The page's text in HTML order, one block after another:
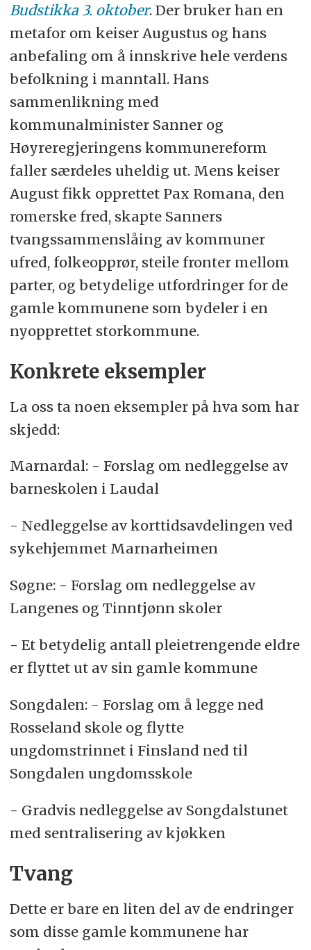
Budstikka 3. oktober. Der bruker han en
metafor om keiser Augustus og hans
anbefaling om å innskrive hele verdens
befolkning i manntall. Hans
sammenlikning med
kommunalminister Sanner og
Høyreregjeringens kommunereform
faller særdeles uheldig ut. Mens keiser
August fikk opprettet Pax Romana, den
romerske fred, skapte Sanners
tvangssammenslåing av kommuner
ufred, folkeopprør, steile fronter mellom
parter, og betydelige utfordringer for de
gamle kommunene som bydeler i en
nyopprettet storkommune.
Konkrete eksempler
La oss ta noen eksempler på hva som har
skjedd:
Marnardal: - Forslag om nedleggelse av
barneskolen i Laudal
- Nedleggelse av korttidsavdelingen ved
sykehjemmet Marnarheimen
Søgne: - Forslag om nedleggelse av
Langenes og Tinntjønn skoler
- Et betydelig antall pleietrengende eldre
er flyttet ut av sin gamle kommune
Songdalen: - Forslag om å legge ned
Rosseland skole og flytte
ungdomstrinnet i Finsland ned til
Songdalen ungdomsskole
- Gradvis nedleggelse av Songdalstunet
med sentralisering av kjøkken
Tvang
Dette er bare en liten del av de endringer
som disse gamle kommunene har